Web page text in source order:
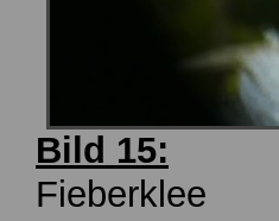
Bild 15:
Fieberklee